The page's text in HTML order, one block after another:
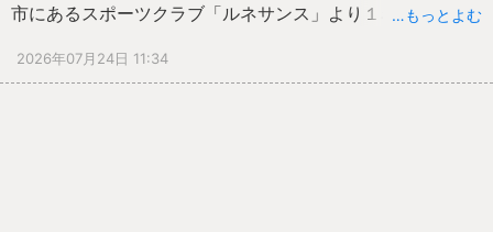
市にあるスポーツクラブ「ルネサンス」より１名の講師の
参加しました。参加した児童のみんなは、「２５ｍを泳げ
…もっとよむ
2026年07月24日 11:34